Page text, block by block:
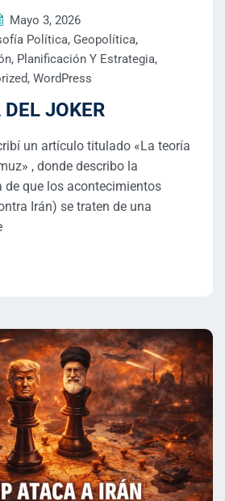
Mayo 3, 2026
Política, Geopolítica,
, Planificación Y Estrategia,
, WordPress
JOKER
un artículo titulado «La teoría
, donde describo la
de que los acontecimientos
Irán) se traten de una